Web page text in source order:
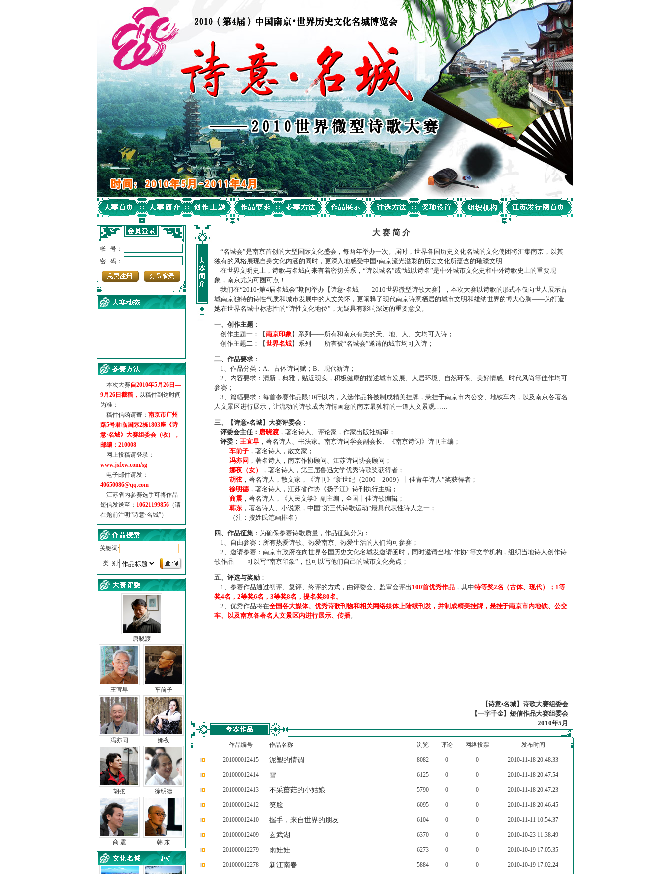
帐 号：
密 码：
诗意名城·地铁时间
·地铁完美呈现【诗意·名城...
参赛作品多达5000多首
“诗意·名城”晒诗会
特别通知--致广大诗词爱好...
本次大赛自2010年5月26日—
9月26日截稿， 以稿件到达时间
为准：
稿件信函请寄： 南京市广州
路5号君临国际2栋1803座《诗
意·名城》大赛组委会（收），
邮编：210008
网上投稿请登录：
www.jsfxw.com/sg
电子邮件请发：
40650086@qq.com
江苏省内参赛选手可将作品
短信发送至： 10621199856 （请
在题前注明“诗意·名城”）
关键词:
类 别:
唐晓渡
王宜早 车前子
冯亦同 娜夜
胡弦 徐明德
商 震 韩 东
大 赛 简 介
“名城会”是南京首创的大型国际文化盛会，每两年举办一次。届时，世界各国历史文化名城的文化使团将汇集南京，以其
独有的风格展现自身文化内涵的同时，更深入地感受中国•南京流光溢彩的历史文化所蕴含的璀璨文明……
在世界文明史上，诗歌与名城向来有着密切关系，“诗以城名”或“城以诗名”是中外城市文化史和中外诗歌史上的重要现
象，南京尤为可圈可点！
我们在“2010•第4届名城会”期间举办【诗意•名城——2010世界微型诗歌大赛】，本次大赛以诗歌的形式不仅向世人展示古
城南京独特的诗性气质和城市发展中的人文关怀，更阐释了现代南京诗意栖居的城市文明和雄纳世界的博大心胸——为打造
她在世界名城中标志性的“诗性文化地位”，无疑具有影响深远的重要意义。
一、创作主题 ：
创作主题一：【南京印象】系列——所有和南京有关的天、地、人、文均可入诗；
创作主题二：【世界名城】系列——所有被“名城会”邀请的城市均可入诗；
二、作品要求 ：
1、作品分类：A、古体诗词赋；B、现代新诗；
2、内容要求：清新，典雅，贴近现实，积极健康的描述城市发展、人居环境、自然环保、美好情感、时代风尚等佳作均可
参赛；
3、篇幅要求：每首参赛作品限10行以内，入选作品将被制成精美挂牌，悬挂于南京市内公交、地铁车内，以及南京各著名
人文景区进行展示，让流动的诗歌成为诗情画意的南京最独特的一道人文景观……
三、【诗意•名城】大赛评委会 ：
评委会主任： 唐晓渡 ，著名诗人、评论家，作家出版社编审；
评委： 王宜早 ，著名诗人、书法家。南京诗词学会副会长、《南京诗词》诗刊主编；
车前子 ，著名诗人，散文家；
冯亦同 ，著名诗人，南京作协顾问、江苏诗词协会顾问；
娜夜（女）
，著名诗人，第三届鲁迅文学优秀诗歌奖获得者；
胡弦，著名诗人，散文家，《诗刊》“新世纪（2000—2009）十佳青年诗人”奖获得者；
徐明德，著名诗人，江苏省作协《扬子江》诗刊执行主编；
商震 ，著名诗人，《人民文学》副主编，全国十佳诗歌编辑；
韩东 ，著名诗人、小说家，中国“第三代诗歌运动”最具代表性诗人之一；
（注：按姓氏笔画排名）
四、作品征集 ：为确保参赛诗歌质量，作品征集分为：
1、自由参赛：所有热爱诗歌、热爱南京、热爱生活的人们均可参赛；
2、邀请参赛：南京市政府在向世界各国历史文化名城发邀请函时，同时邀请当地“作协”等文学机构，组织当地诗人创作诗
歌作品——可以写“南京印象”，也可以写他们自己的城市文化亮点；
五、评选与奖励 ：
1、参赛作品通过初评、复评、终评的方式，由评委会、监审会评出 100首优秀作品 ，其中特等奖2名（古体、现代）；1等
奖4名，2等奖6名，3等奖8名，提名奖80名。
2、优秀作品将在全国各大媒体、优秀诗歌刊物和相关网络媒体上陆续刊发，并制成精美挂牌，悬挂于南京市内地铁、公交
车、以及南京各著名人文景区内进行展示、传播。
【诗意•名城】诗歌大赛组委会
【一字千金】短信作品大赛组委会
2010年5月
作品编号 作品名称 浏览 评论 网络投票 发布时间
201000012415 泥塑的情调 8082 0 0 2010-11-18 20:48:33
201000012414 雪 6125 0 0 2010-11-18 20:47:54
201000012413 不采蘑菇的小姑娘 5790 0 0 2010-11-18 20:47:23
201000012412 笑脸 6095 0 0 2010-11-18 20:46:45
201000012410 握手，来自世界的朋友 6104 0 0 2010-11-11 10:54:37
201000012409 玄武湖 6370 0 0 2010-10-23 11:38:49
201000012279 雨娃娃 6273 0 0 2010-10-19 17:05:35
201000012278 新江南春 5884 0 0 2010-10-19 17:02:24